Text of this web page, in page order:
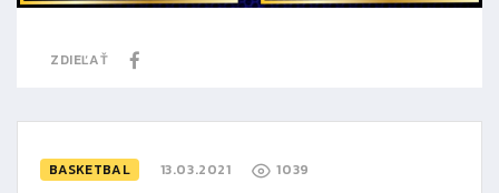
ZDIEĽAŤ
BASKETBAL 13.03.2021 1039